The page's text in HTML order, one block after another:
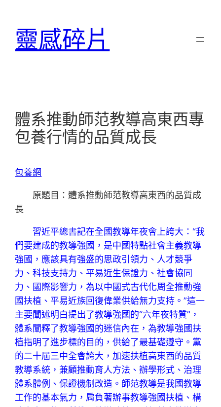
靈感碎片
體系推動師范教導高東西專
包養行情的品質成長
包養網
原題目：體系推動師范教導高東西的品質成
長
習近平總書記在全國教導年夜會上誇大：“我
們要建成的教導強國，是中國特點社會主義教導
強國，應該具有強盛的思政引領力、人才競爭
力、科技支持力、平易近生保證力、社會協同
力、國際影響力，為以中國式古代化周全推動強
國扶植、平易近族回復偉業供給無力支持。”這一
主要闡述明白提出了教導強國的“六年夜特質”，
體系闡釋了教導強國的迷信內在，為教導強國扶
植指明了進步標的目的，供給了最基礎遵守。黨
的二十屆三中全會誇大，加速扶植高東西的品質
教導系統，兼顧推動育人方法、辦學形式、治理
體系體例、保證機制改造。師范教導是我國教導
工作的基本氣力，肩負著辦事教導強國扶植、構